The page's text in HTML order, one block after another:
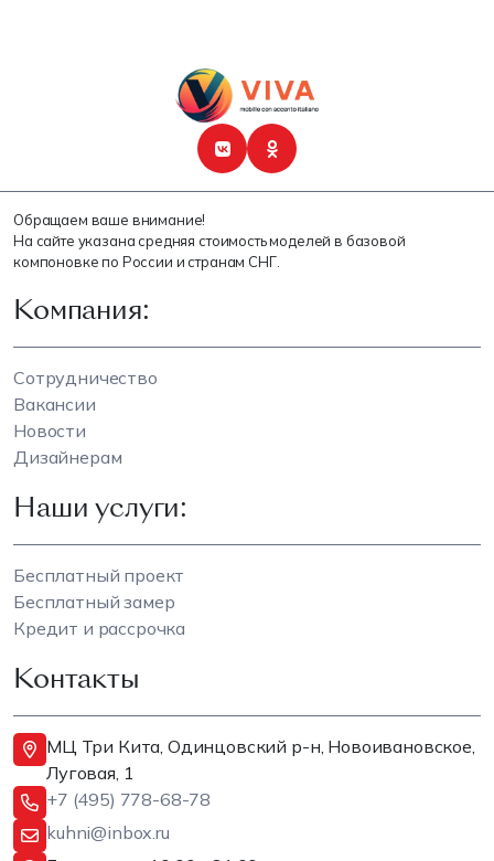
Обращаем ваше внимание!
На сайте указана средняя стоимость моделей в базовой
компоновке по России и странам СНГ.
Компания:
Сотрудничество
Вакансии
Новости
Дизайнерам
Наши услуги:
Бесплатный проект
Бесплатный замер
Кредит и рассрочка
Контакты
МЦ Три Кита, Одинцовский р-н, Новоивановское,
Луговая, 1
+7 (495) 778-68-78
kuhni@inbox.ru